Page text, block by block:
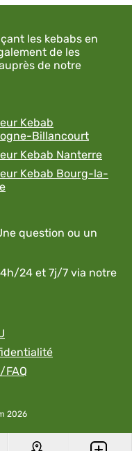
les kebabs en
de les
de notre
Kebab
Billancourt
Kebab Nanterre
Kebab Bourg-la-
question ou un
24 et 7j/7 via notre
FAQ
2026